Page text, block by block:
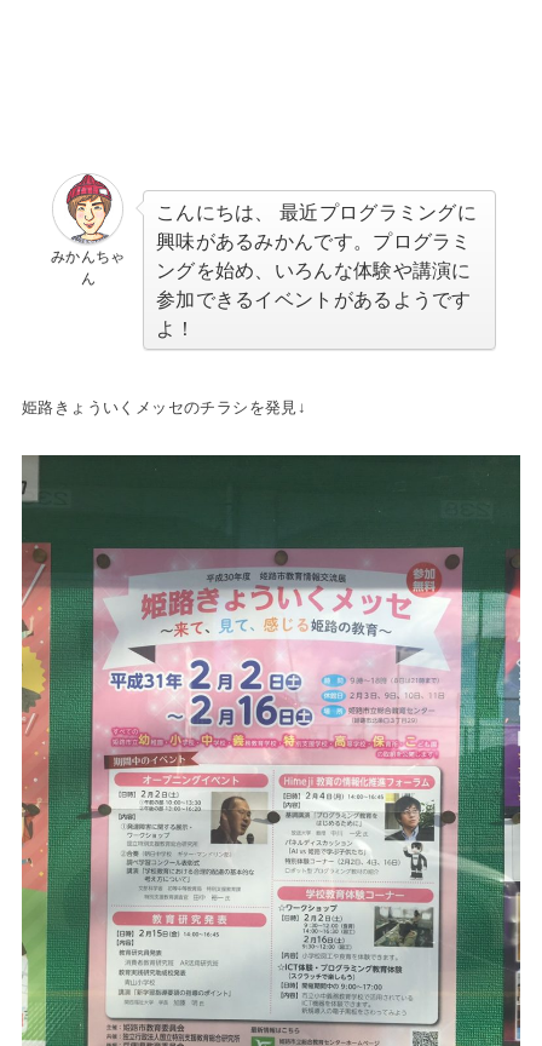
みかんちゃ
ん
こんにちは、 最近プログラミングに
興味があるみかんです。プログラミ
ングを始め、いろんな体験や講演に
参加できるイベントがあるようです
よ！
姫路きょういくメッセのチラシを発見↓